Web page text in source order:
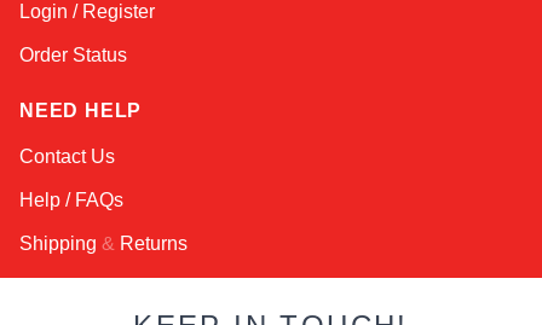
Login / Register
Order Status
NEED HELP
Contact Us
Help / FAQs
Shipping & Returns